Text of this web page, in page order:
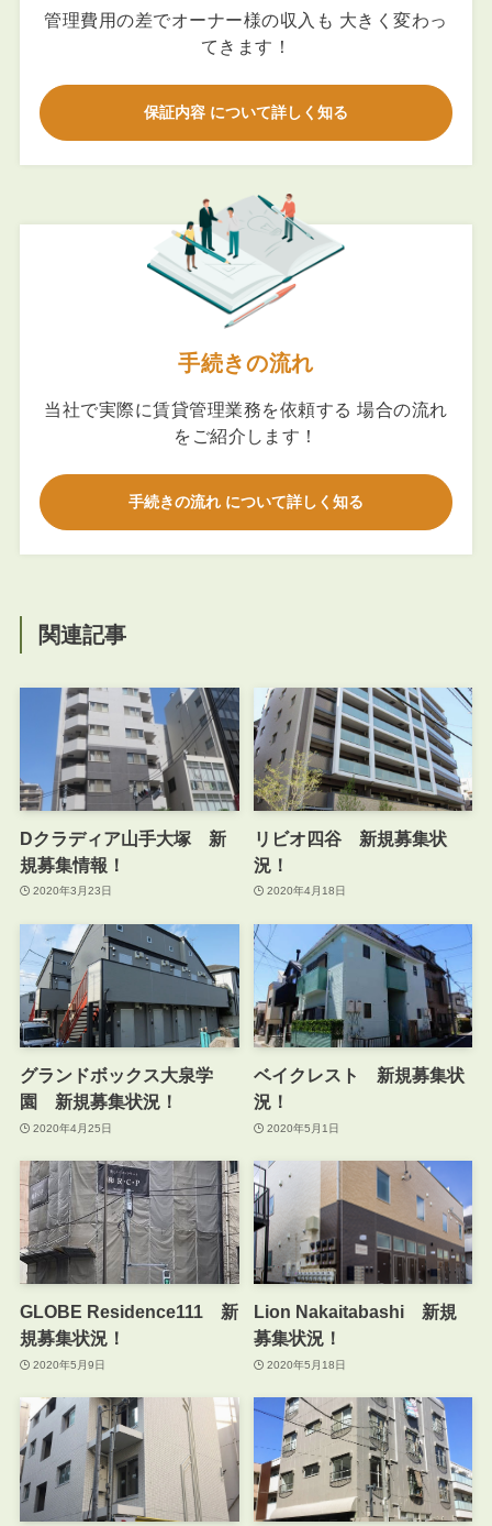
管理費用の差でオーナー様の収入も 大きく変わっ
てきます！
保証内容 について詳しく知る
手続きの流れ
当社で実際に賃貸管理業務を依頼する 場合の流れ
をご紹介します！
手続きの流れ について詳しく知る
関連記事
Dクラディア山手大塚 新
規募集情報！
2020年3月23日
リビオ四谷 新規募集状
況！
2020年4月18日
グランドボックス大泉学
園 新規募集状況！
2020年4月25日
ベイクレスト 新規募集状
況！
2020年5月1日
GLOBE Residence111 新
規募集状況！
2020年5月9日
Lion Nakaitabashi 新規
募集状況！
2020年5月18日